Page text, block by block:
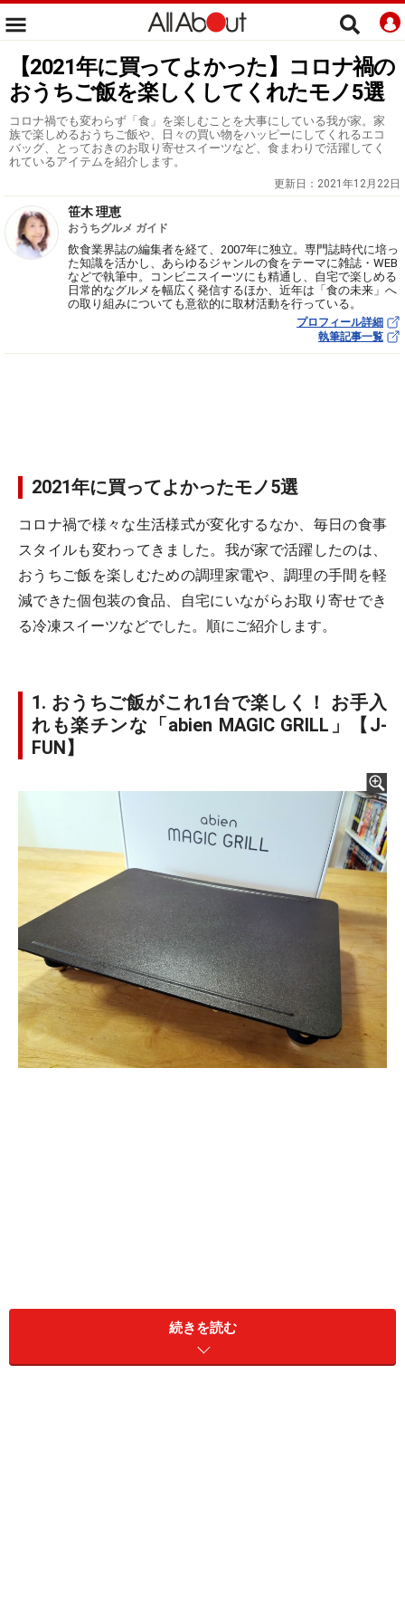
【2021年に買ってよかった】コロナ禍の
おうちご飯を楽しくしてくれたモノ5選
コロナ禍でも変わらず「食」を楽しむことを大事にしている我が家。家
族で楽しめるおうちご飯や、日々の買い物をハッピーにしてくれるエコ
バッグ、とっておきのお取り寄せスイーツなど、食まわりで活躍してく
れているアイテムを紹介します。
更新日： 2021年12月22日
笹木 理恵
おうちグルメ ガイド
飲食業界誌の編集者を経て、2007年に独立。専門誌時代に培っ
た知識を活かし、あらゆるジャンルの食をテーマに雑誌・WEB
などで執筆中。コンビニスイーツにも精通し、自宅で楽しめる
日常的なグルメを幅広く発信するほか、近年は「食の未来」へ
の取り組みについても意欲的に取材活動を行っている。
プロフィール詳細
執筆記事一覧
2021年に買ってよかったモノ5選
コロナ禍で様々な生活様式が変化するなか、毎日の食事
スタイルも変わってきました。我が家で活躍したのは、
おうちご飯を楽しむための調理家電や、調理の手間を軽
減できた個包装の食品、自宅にいながらお取り寄せでき
る冷凍スイーツなどでした。順にご紹介します。
1. おうちご飯がこれ1台で楽しく！ お手入
れも楽チンな「abien MAGIC GRILL」【J-
FUN】
収納の場所をとらず、後片付けも楽チン！
コロナ禍で外食よりもおうちご飯が増えるなかで、子ど
続きを読む